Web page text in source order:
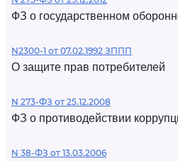
ФЗ о государственном
N2300-1 от 07.02.1992 ЗППП
О защите прав потребителей
N 273-ФЗ от 25.12.2008
ФЗ о противодействии
N 38-ФЗ от 13.03.2006